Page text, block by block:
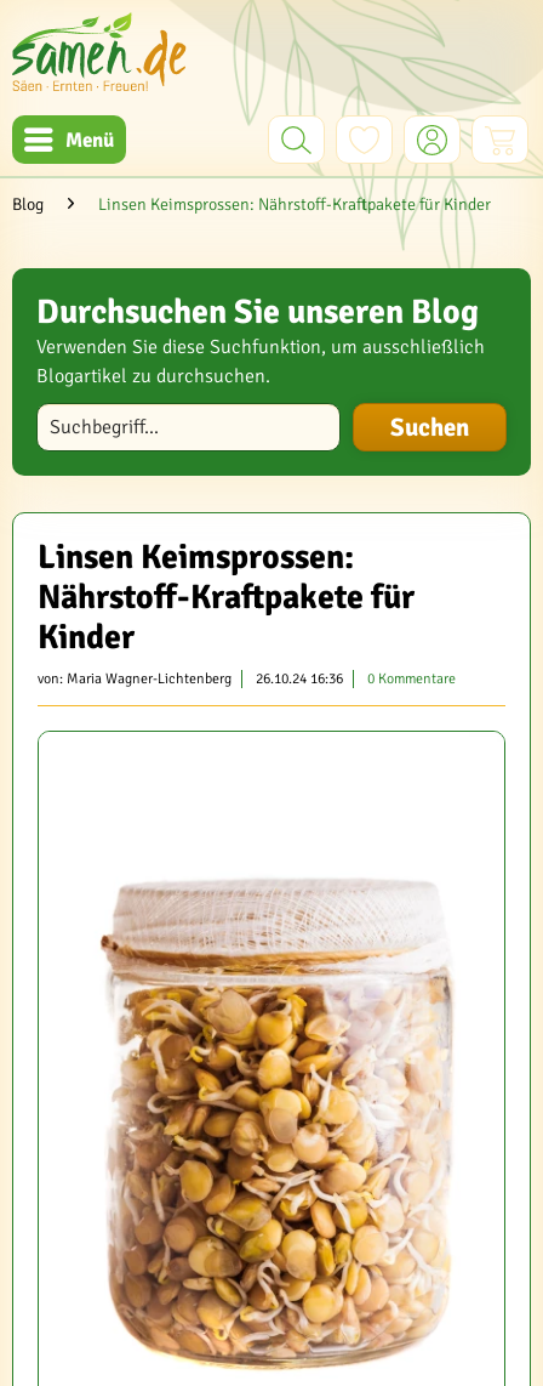
Menü
Blog Linsen Keimsprossen: Nährstoff-Kraftpakete für Kinder
Durchsuchen Sie unseren Blog
Verwenden Sie diese Suchfunktion, um ausschließlich
Blogartikel zu durchsuchen.
Blog durchsuchen
Linsen Keimsprossen:
Nährstoff-Kraftpakete für
Kinder
von: Maria Wagner-Lichtenberg 26.10.24 16:36 0 Kommentare